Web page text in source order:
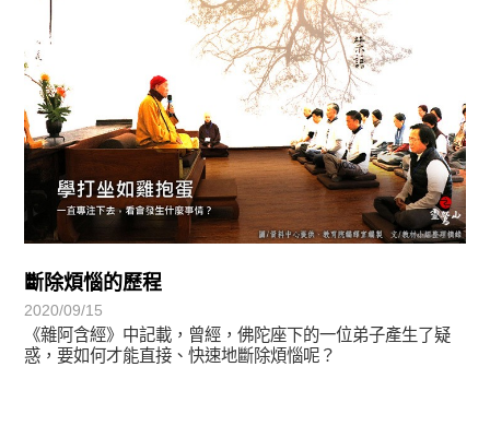
斷除煩惱的歷程
2020/09/15
《雜阿含經》中記載，曾經，佛陀座下的一位弟子產生了疑
惑，要如何才能直接、快速地斷除煩惱呢？